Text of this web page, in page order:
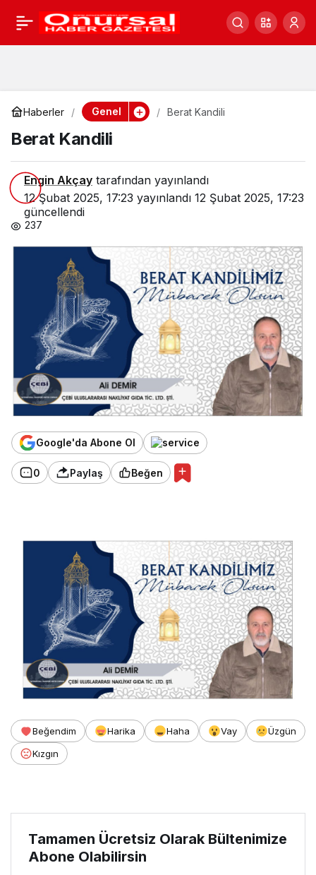
Haberler Genel Berat Kandili
Berat Kandili
Engin Akçay tarafından yayınlandı
12 Şubat 2025, 17:23 yayınlandı 12 Şubat 2025, 17:23
güncellendi
237
Google'da Abone Ol
0 Paylaş Beğen
Beğendim Harika Haha Vay
Üzgün
Kızgın
Berat Kandili 0
Tamamen Ücretsiz Olarak Bültenimize
Abone Olabilirsin